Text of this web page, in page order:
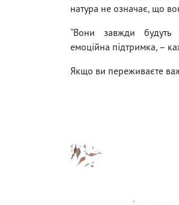
натура не означає, що
"Вони завжди будуть
емоційна підтримка, –
Якщо ви переживаєте